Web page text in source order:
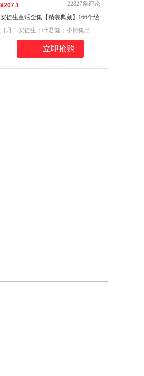
¥207.1
安徒生童话全集【精装典藏】166个经
典童话故事，16幅世界名画插画，6篇
独家译者随感
22827条评论
［丹］安徒生；叶君健；小博集出
立即抢购